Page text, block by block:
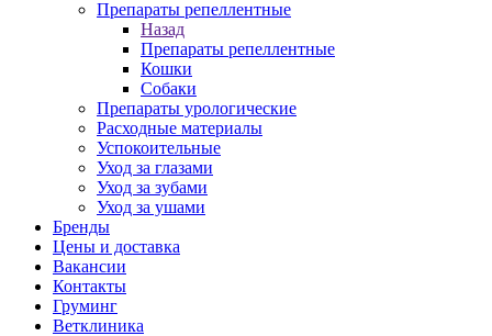
Препараты репеллентные
Назад
Препараты репеллентные
Кошки
Собаки
Препараты урологические
Расходные материалы
Успокоительные
Уход за глазами
Уход за зубами
Уход за ушами
Бренды
Цены и доставка
Вакансии
Контакты
Груминг
Ветклиника